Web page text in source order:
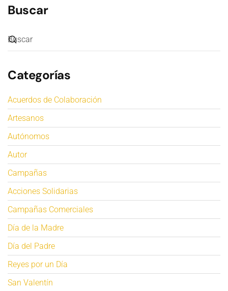
Buscar
Categorías
Acuerdos de Colaboración
Artesanos
Autónomos
Autor
Campañas
Acciones Solidarias
Campañas Comerciales
Día de la Madre
Día del Padre
Reyes por un Día
San Valentín